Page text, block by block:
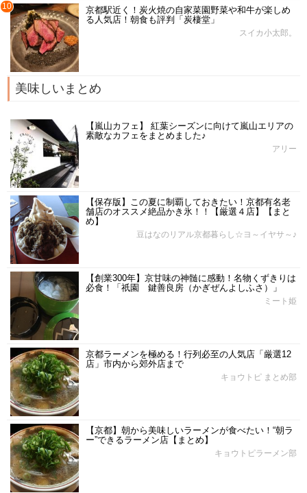
10
京都駅近く！炭火焼の自家菜園野菜や和牛が楽しめ
る人気店！朝食も評判「炭棲堂」
スイカ小太郎。
美味しいまとめ
【嵐山カフェ】 紅葉シーズンに向けて嵐山エリアの
素敵なカフェをまとめました♪
アリー
【保存版】この夏に制覇しておきたい！京都有名老
舗店のオススメ絶品かき氷！！【厳選４店】【まと
め】
豆はなのリアル京都暮らし☆ヨ～イヤサ～♪
【創業300年】京甘味の神髄に感動！名物くずきりは
必食！「祇園 鍵善良房（かぎぜんよしふさ）」
ミート姫
京都ラーメンを極める！行列必至の人気店「厳選12
店」市内から郊外店まで
キョウトピ まとめ部
【京都】朝から美味しいラーメンが食べたい！“朝ラ
ー”できるラーメン店【まとめ】
キョウトピラーメン部